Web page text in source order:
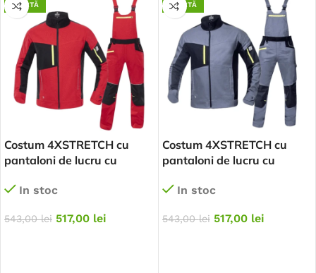
OFERTĂ
Costum 4XSTRETCH cu
pantaloni de lucru cu
In stoc
543,00lei 517,00 lei
OFERTĂ
Costum 4XSTRETCH cu
pantaloni de lucru cu
In stoc
543,00lei 517,00 lei